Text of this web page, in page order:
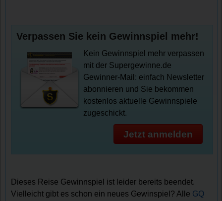
Verpassen Sie kein Gewinnspiel mehr!
Kein Gewinnspiel mehr verpassen
mit der Supergewinne.de
Gewinner-Mail: einfach Newsletter
abonnieren und Sie bekommen
kostenlos aktuelle Gewinnspiele
zugeschickt.
Jetzt anmelden
Dieses Reise Gewinnspiel ist leider bereits beendet.
Vielleicht gibt es schon ein neues Gewinspiel? Alle GQ